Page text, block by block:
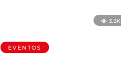
3.3K
EVENTOS